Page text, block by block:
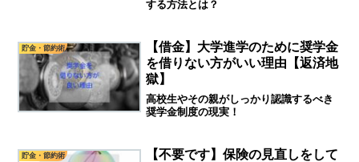
する方法とは？
貯金・節約術
【借金】大学進学のために奨学金
を借りない方がいい理由【返済地
獄】
高校生やその親がしっかり認識するべき
奨学金制度の現実！
貯金・節約術
【不要です】保険の見直しをして